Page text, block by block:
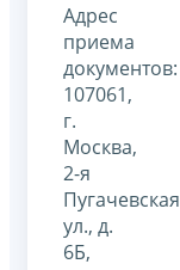
Адрес
приема
документов:
107061,
г.
Москва,
2-я
Пугачевская
ул., д.
6Б,